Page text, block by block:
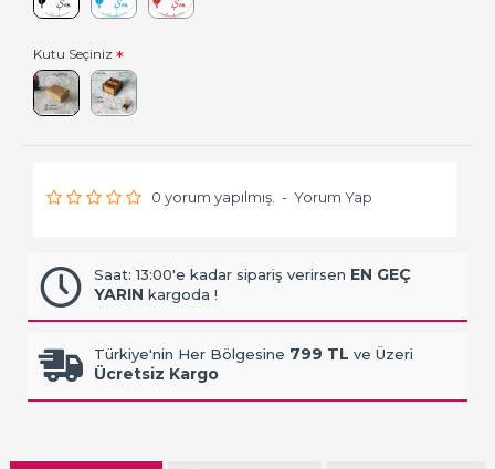
0 yorum yapılmış. - Yorum Yap
Kutu Seçiniz
Saat: 13:00'e kadar sipariş verirsen EN GEÇ
YARIN kargoda !
Türkiye'nin Her Bölgesine 799 TL ve Üzeri
Ücretsiz Kargo